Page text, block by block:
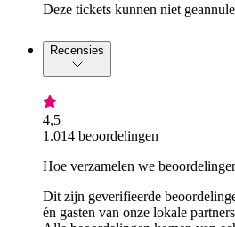
Deze tickets kunnen niet
Recensies
4,5
1.014 beoordelingen
Hoe verzamelen we
Dit zijn geverifieerde
én gasten van onze lokale